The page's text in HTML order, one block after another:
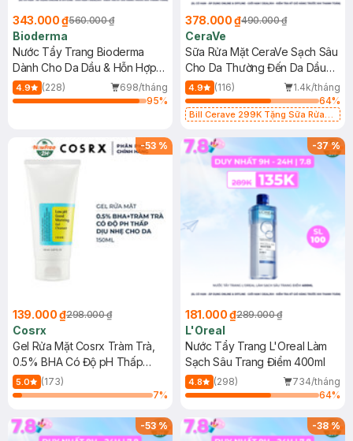
343.000 ₫560.000 ₫
Bioderma
Nước Tẩy Trang Bioderma
Dành Cho Da Dầu & Hỗn Hợp
500ml
4.9 (228)
698/tháng
95%
378.000 ₫490.000 ₫
CeraVe
Sữa Rửa Mặt CeraVe Sạch Sâu
Cho Da Thường Đến Da Dầu
473ml
4.9 (116)
1.4k/tháng
64%
Bill Cerave 299K Tặng Sữa Rửa
-53 %
139.000 ₫298.000 ₫
Cosrx
Gel Rửa Mặt Cosrx Tràm Trà,
0.5% BHA Có Độ pH Thấp
150ml
5.0
(173)
7%
-37%
181.000 ₫289.000 ₫
L'Oreal
Nước Tẩy Trang L'Oreal Làm
Sạch Sâu Trang Điểm 400ml
4.8 (298)
734/tháng
64%
-53% -38%